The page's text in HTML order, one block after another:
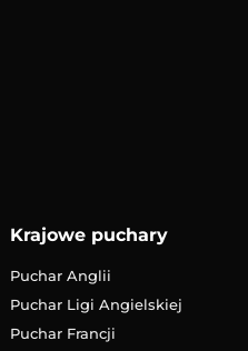
Krajowe puchary
Puchar Anglii
Puchar Ligi Angielskiej
Puchar Francji